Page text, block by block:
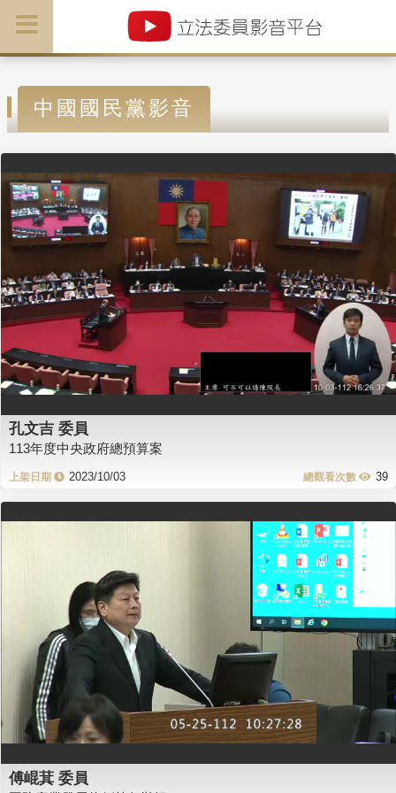
中國國民黨影音
孔文吉 委員
113年度中央政府總預算案
2023/10/03 39
傅崐萁 委員